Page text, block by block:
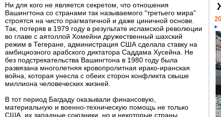
Ни для кого не является секретом, что отношения
Вашингтона со странами так называемого "третьего мира"
строятся на чисто прагматичной и даже циничной основе.
Так, потеряв в 1979 году в результате исламской революции
во главе с аятоллой Хомейни дружественный шахский
режим в Тегеране, администрация США сделала ставку на
амбициозного арабского диктатора Саддама Хусейна. Не
без подстрекательства Вашингтона в 1980 году была
развязана многолетняя кровопролитная ирако-иранская
война, которая унесла с обеих сторон конфликта свыше
миллиона человеческих жизней.
В тот период Багдаду оказывали финансовую,
материальную и военно-техническую помощь не только
США, их западные союзники, но и некоторые страны